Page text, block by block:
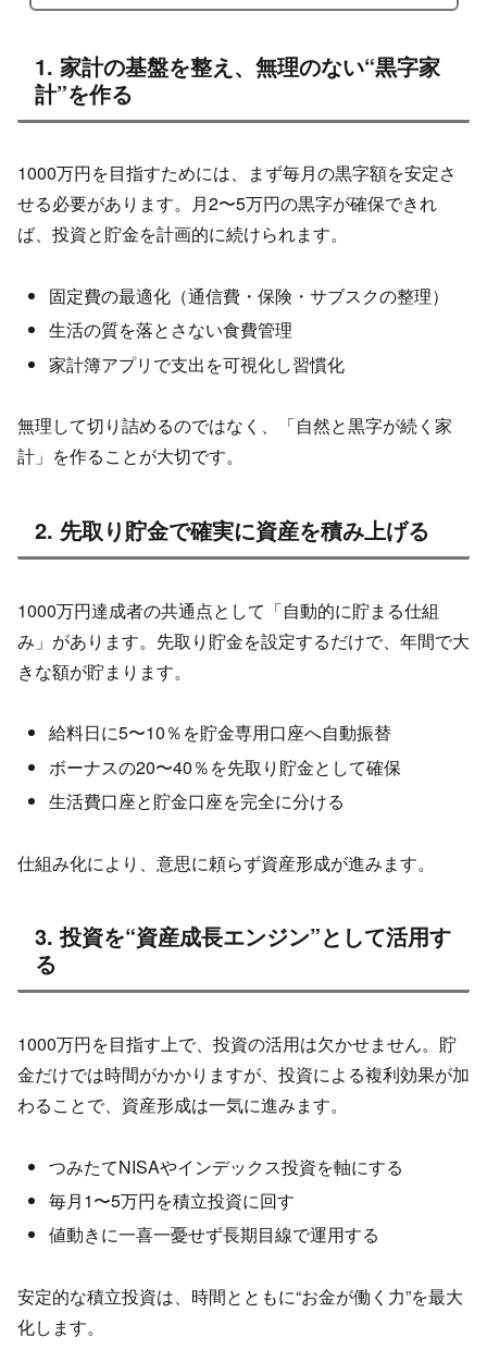
1. 家計の基盤を整え、無理のない“黒字家
計”を作る
1000万円を目指すためには、まず毎月の黒字額を安定さ
せる必要があります。月2〜5万円の黒字が確保できれ
ば、投資と貯金を計画的に続けられます。
固定費の最適化（通信費・保険・サブスクの整理）
生活の質を落とさない食費管理
家計簿アプリで支出を可視化し習慣化
無理して切り詰めるのではなく、「自然と黒字が続く家
計」を作ることが大切です。
2. 先取り貯金で確実に資産を積み上げる
1000万円達成者の共通点として「自動的に貯まる仕組
み」があります。先取り貯金を設定するだけで、年間で大
きな額が貯まります。
給料日に5〜10％を貯金専用口座へ自動振替
ボーナスの20〜40％を先取り貯金として確保
生活費口座と貯金口座を完全に分ける
仕組み化により、意思に頼らず資産形成が進みます。
3. 投資を“資産成長エンジン”として活用す
る
1000万円を目指す上で、投資の活用は欠かせません。貯
金だけでは時間がかかりますが、投資による複利効果が加
わることで、資産形成は一気に進みます。
つみたてNISAやインデックス投資を軸にする
毎月1〜5万円を積立投資に回す
値動きに一喜一憂せず長期目線で運用する
安定的な積立投資は、時間とともに“お金が働く力”を最大
化します。